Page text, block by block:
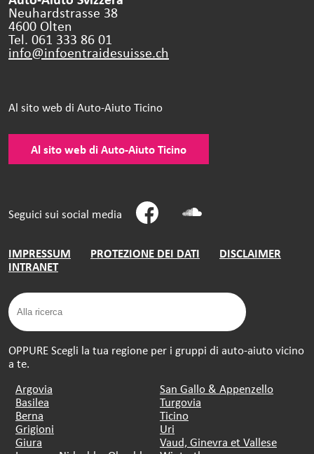
Neuhardstrasse 38
4600 Olten
Tel. 061 333 86 01
info@infoentraidesuisse.ch
Al sito web di Auto-Aiuto Ticino
Al sito web di Auto-Aiuto Ticino
Seguici sui social media
IMPRESSUM PROTEZIONE DEI DATI
DISCLAIMER
INTRANET
OPPURE Scegli la tua regione per i gruppi di auto-aiuto vicino
a te.
Argovia
Basilea
Berna
Grigioni
Giura
San Gallo & Appenzello
Turgovia
Ticino
Uri
Vaud, Ginevra et Vallese